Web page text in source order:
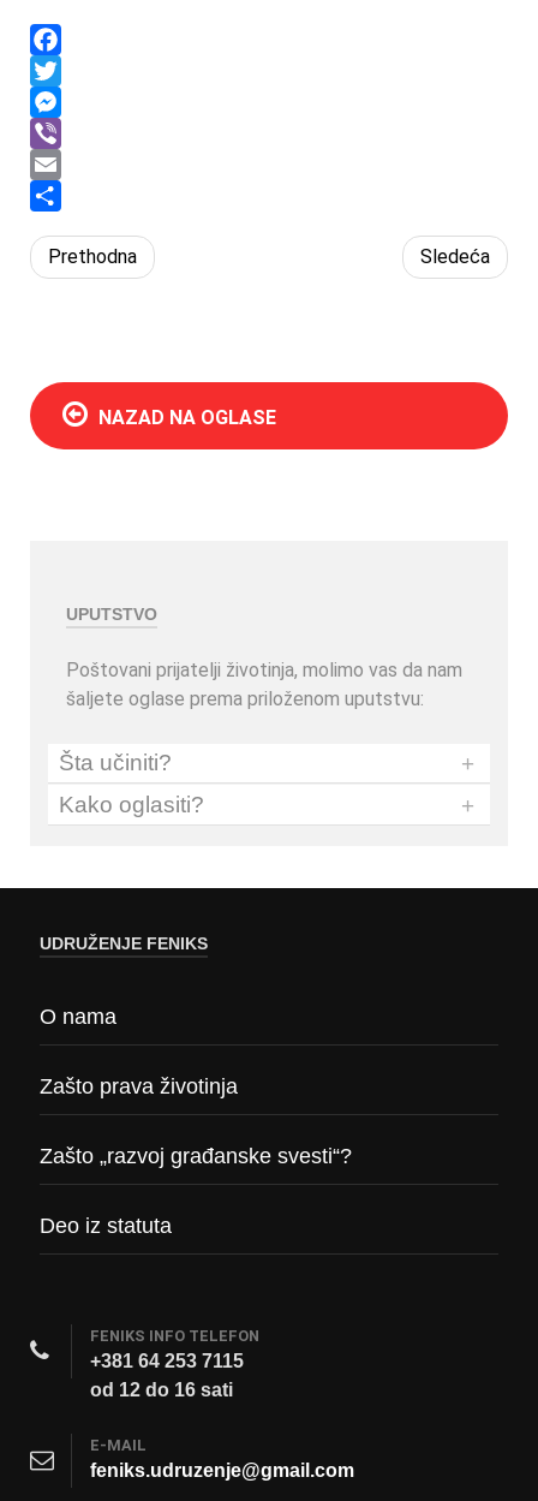
Facebook
Twitter
Messenger
Viber
Email
Prethodna
Sledeća
NAZAD NA OGLASE
UPUTSTVO
Poštovani prijatelji životinja, molimo vas da nam
šaljete oglase prema priloženom uputstvu:
Šta učiniti?
+
Kako oglasiti?
+
UDRUŽENJE FENIKS
O nama
Zašto prava životinja
Zašto „razvoj građanske svesti“?
Deo iz statuta
FENIKS INFO TELEFON
+381 64 253 7115
od 12 do 16 sati
E-MAIL
feniks.udruzenje@gmail.com